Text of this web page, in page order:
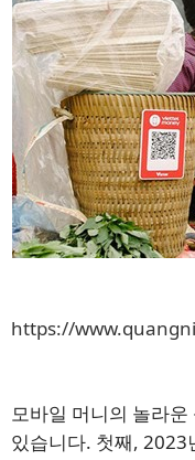
https://
모바일 머니의 놀라
있습니다. 첫째, 2023